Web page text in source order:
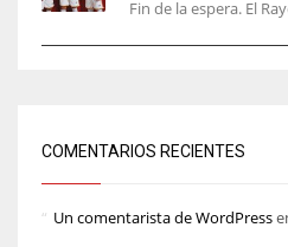
Fin de la espera. El
COMENTARIOS RECIENTES
Un comentarista de WordPress